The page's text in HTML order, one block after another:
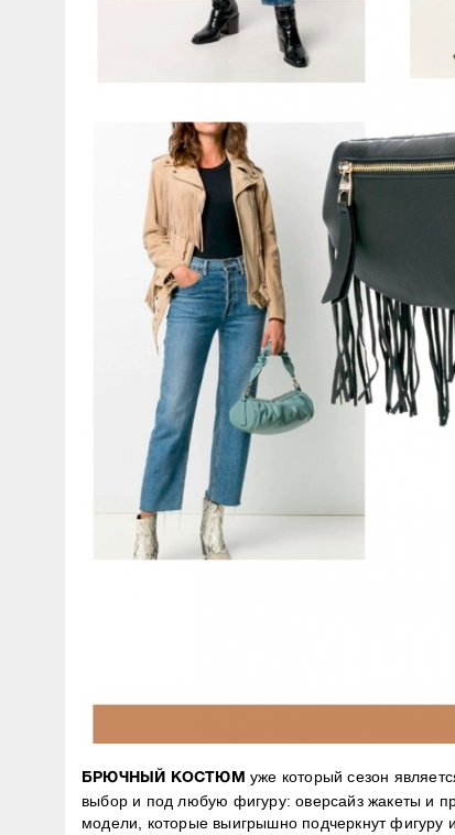
БРЮЧНЫЙ КОСТЮМ уже который сезон
выбор и под любую фигуру: оверсайз жакеты и
модели, которые выигрышно подчеркнут фигуру